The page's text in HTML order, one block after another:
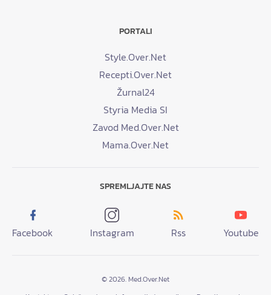
PORTALI
Style.Over.Net
Recepti.Over.Net
Žurnal24
Styria Media SI
Zavod Med.Over.Net
Mama.Over.Net
SPREMLJAJTE NAS
Facebook Instagram Rss Youtube
© 2026. Med.Over.Net